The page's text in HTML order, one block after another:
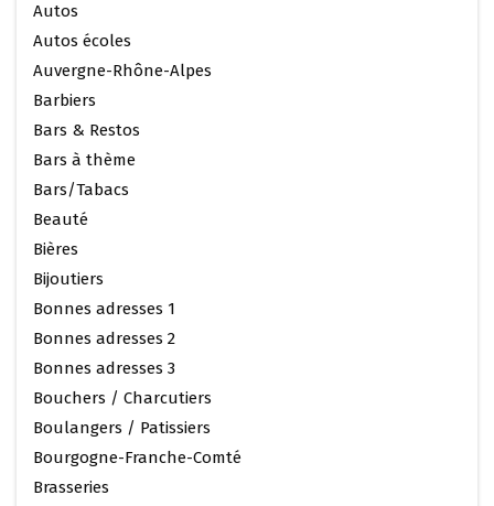
Autos
Autos écoles
Auvergne-Rhône-Alpes
Barbiers
Bars & Restos
Bars à thème
Bars/Tabacs
Beauté
Bières
Bijoutiers
Bonnes adresses 1
Bonnes adresses 2
Bonnes adresses 3
Bouchers / Charcutiers
Boulangers / Patissiers
Bourgogne-Franche-Comté
Brasseries